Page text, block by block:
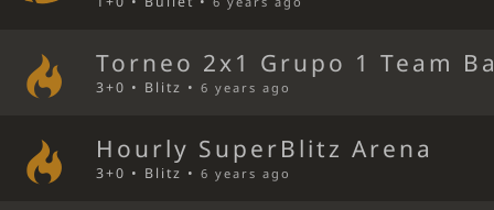
Torneo 2x1 Grupo 1 Team
3+0 • Blitz •6 years ago
Hourly SuperBlitz Arena
3+0 • Blitz •6 years ago